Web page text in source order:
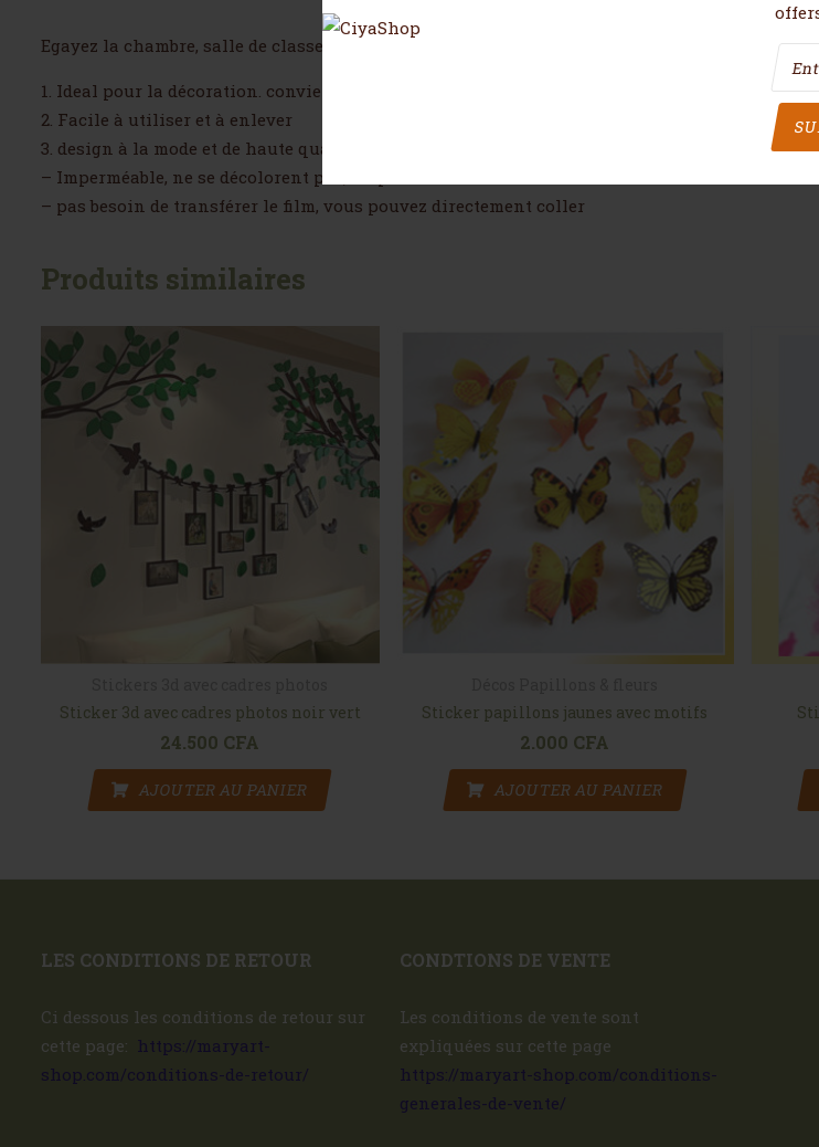
Egayez la chambre, salle de classe, des enfants avec ce joli sticker en papier vinyl .
1. Ideal pour la décoration. convient à tous les murs lisses, carrelages, fenêtres, métal,
2. Facile à utiliser et à enlever
3. design à la mode et de haute qualité
– Imperméable, ne se décolorent pas, on peut frotter les salissures
– pas besoin de transférer le film, vous pouvez directement coller
Produits similaires
Sticker 3d avec cadres photos noir vert
24.500 CFA
AJOUTER AU PANIER
Sticker papillons jaunes avec motifs
2.000 CFA
AJOUTER AU PANIER
LES CONDITIONS DE RETOUR
Ci dessous les conditions de retour sur
cette page: https://maryart-
shop.com/conditions-de-retour/
CONDTIONS DE VENTE
Les conditions de vente sont
expliquées sur cette page
https://maryart-shop.com/conditions-
generales-de-vente/